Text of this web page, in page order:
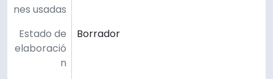
nes usadas
Estado de
elaboració
n
Borrador